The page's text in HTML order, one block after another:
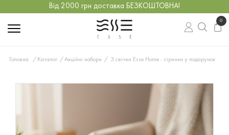
Від 2000 грн доставка БЕЗКОШТОВНА!
0
Головна Каталог Акційні набори 3 свічки Esse Home - сірники у подарунок